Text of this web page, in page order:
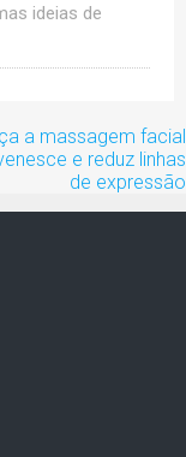
ideias de
a massagem facial
e reduz linhas
de expressão